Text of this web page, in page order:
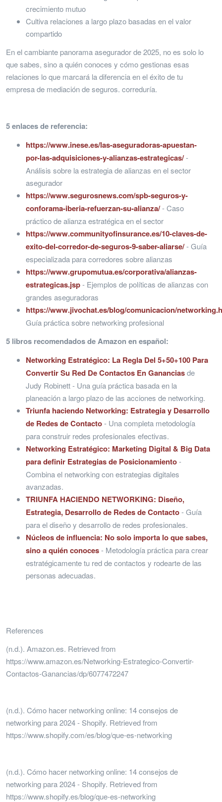
crecimiento mutuo
Cultiva relaciones a largo plazo basadas en el valor
compartido
En el cambiante panorama asegurador de 2025, no es solo lo
que sabes, sino a quién conoces y cómo gestionas esas
relaciones lo que marcará la diferencia en el éxito de tu
empresa de mediación de seguros. correduría.
5 enlaces de referencia:
https://www.inese.es/las-aseguradoras-apuestan-
por-las-adquisiciones-y-alianzas-estrategicas/-
Análisis sobre la estrategia de alianzas en el sector
asegurador
https://www.segurosnews.com/spb-seguros-y-
conforama-iberia-refuerzan-su-alianza/- Caso
práctico de alianza estratégica en el sector
https://www.communityofinsurance.es/10-claves-de-
exito-del-corredor-de-seguros-9-saber-aliarse/- Guía
especializada para corredores sobre alianzas
https://www.grupomutua.es/corporativa/alianzas-
estrategicas.jsp- Ejemplos de políticas de alianzas con
grandes aseguradoras
https://www.jivochat.es/blog/comunicacion/
Guía práctica sobre networking profesional
5 libros recomendados de Amazon en español:
Networking Estratégico: La Regla Del 5+50+100 Para
Convertir Su Red De Contactos En Gananciasde
Judy Robinett - Una guía práctica basada en la
planeación a largo plazo de las acciones de networking.
Triunfa haciendo Networking: Estrategia y Desarrollo
de Redes de Contacto- Una completa metodología
para construir redes profesionales efectivas.
Networking Estratégico: Marketing Digital & Big Data
para definir Estrategias de Posicionamiento-
Combina el networking con estrategias digitales
avanzadas.
TRIUNFA HACIENDO NETWORKING: Diseño,
Estrategia, Desarrollo de Redes de Contacto- Guía
para el diseño y desarrollo de redes profesionales.
Núcleos de influencia: No solo importa lo que sabes,
sino a quién conoces- Metodología práctica para crear
estratégicamente tu red de contactos y rodearte de las
personas adecuadas.
References
(n.d.). Amazon.es. Retrieved from
https://www.amazon.es/Networking-Estrategico-Convertir-
Contactos-Ganancias/dp/6077472247
(n.d.). Cómo hacer networking online: 14 consejos de
networking para 2024 - Shopify. Retrieved from
https://www.shopify.com/es/blog/que-es-networking
(n.d.). Cómo hacer networking online: 14 consejos de
networking para 2024 - Shopify. Retrieved from
https://www.shopify.es/blog/que-es-networking